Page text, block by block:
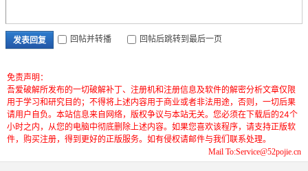
发表回复 回帖并转播 回帖后跳转到最后一页
免责声明：
吾爱破解所发布的一切破解补丁、注册机和注册信息及软件的解密分析文章仅限
用于学习和研究目的；不得将上述内容用于商业或者非法用途，否则，一切后果
请用户自负。本站信息来自网络，版权争议与本站无关。您必须在下载后的24个
小时之内，从您的电脑中彻底删除上述内容。如果您喜欢该程序，请支持正版软
件，购买注册，得到更好的正版服务。如有侵权请邮件与我们联系处理。
Mail To:Service@52pojie.cn